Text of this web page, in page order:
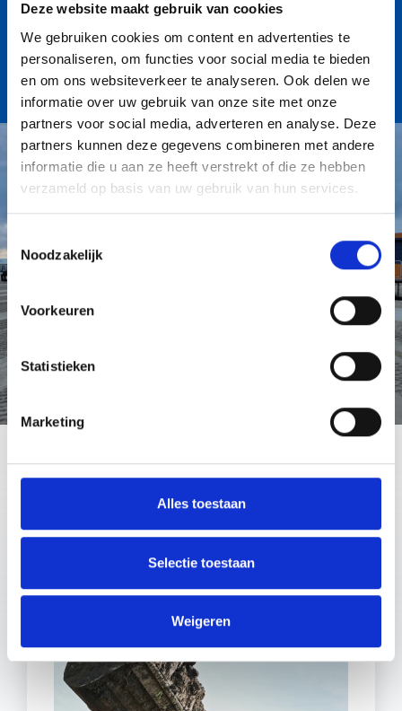
Deze website maakt gebruik van cookies
We gebruiken cookies om content en advertenties te
personaliseren, om functies voor social media te bieden
en om ons websiteverkeer te analyseren. Ook delen we
informatie over uw gebruik van onze site met onze
partners voor social media, adverteren en analyse. Deze
partners kunnen deze gegevens combineren met andere
informatie die u aan ze heeft verstrekt of die ze hebben
verzameld op basis van uw gebruik van hun services.
Toestemmingsselectie
Noodzakelijk
Voorkeuren
Statistieken
Marketing
Alles toestaan
Selectie toestaan
Weigeren
een whatsapp via de QR-code ofbel directbij
interesse in deze vacature. Bij onsgrondverzetbedrijf
kom je terecht in een professioneel team, werkt met
modern en betrouwbaar materieel en levert een
zichtbare bijdrage aan projecten.